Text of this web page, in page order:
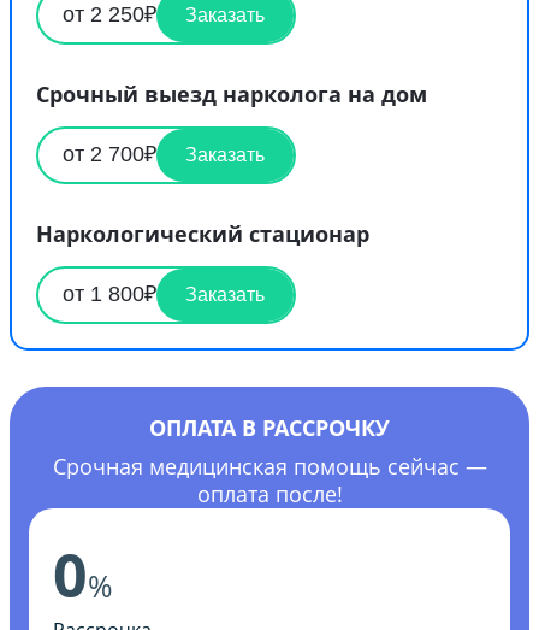
от 2 250₽ Заказать
Срочный выезд нарколога на дом
от 2 700₽ Заказать
Наркологический стационар
от 1 800₽ Заказать
ОПЛАТА В РАССРОЧКУ
Срочная медицинская помощь сейчас —
оплата после!
0%